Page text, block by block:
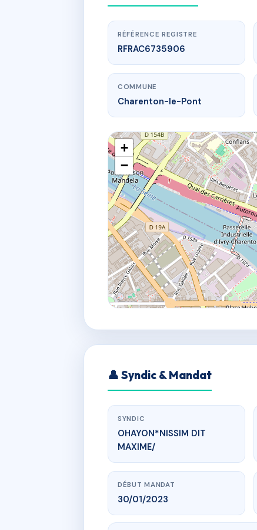
SDC 15
15 r de
RÉFÉRENCE REGISTRE
RFRAC6735906
COMMUNE
Charenton-le-Pont
+
−
👤 Syndic & Mandat
SYNDIC
OHAYON*NISSIM DIT
MAXIME/
DÉBUT MANDAT
30/01/2023